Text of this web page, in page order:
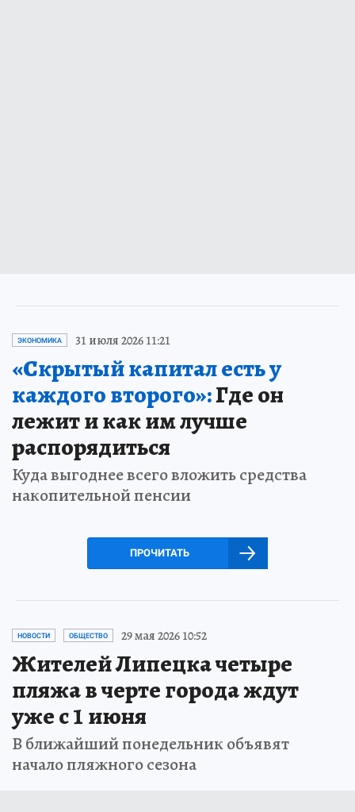
ЭКОНОМИКА 31 июля 2026 11:21
«Скрытый капитал есть у
каждого второго»:Где он
лежит и как им лучше
распорядиться
Куда выгоднее всего вложить средства
накопительной пенсии
ПРОЧИТАТЬ
НОВОСТИ ОБЩЕСТВО 29 мая 2026 10:52
Жителей Липецка четыре
пляжа в черте города ждут
уже с 1 июня
В ближайший понедельник объявят
начало пляжного сезона